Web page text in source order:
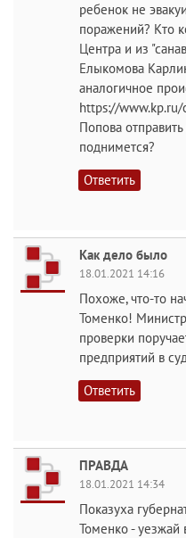
ребенок не
поражений? Кто
Центра и из
Елыкомова
аналогичное
https://
Попова
поднимется?
Ответить
Как дело было
18.01.2021 14:16
Похоже, что-то
Томенко!
проверки
предприятий в
Ответить
ПРАВДА
18.01.2021 14:34
Показуха
Томенко - уезжай